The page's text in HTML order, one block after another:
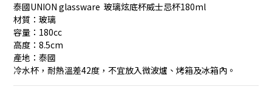
泰國UNION glassware  玻璃炫底杯威士忌杯180ml
材質：玻璃
容量：180cc
高度：8.5cm
產地：泰國
冷水杯，耐熱溫差42度，不宜放入微波爐、烤箱及冰箱內。